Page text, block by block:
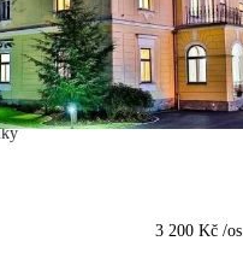
3 200 Kč /os.